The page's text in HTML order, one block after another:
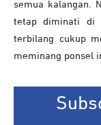
semua kalangan.
tetap diminati di
terbilang cukup
meminang ponsel